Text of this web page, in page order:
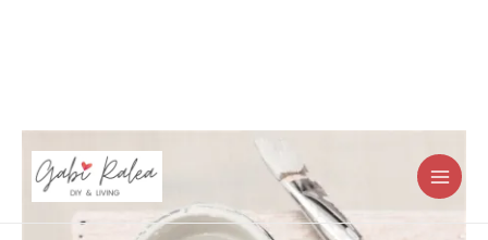
content